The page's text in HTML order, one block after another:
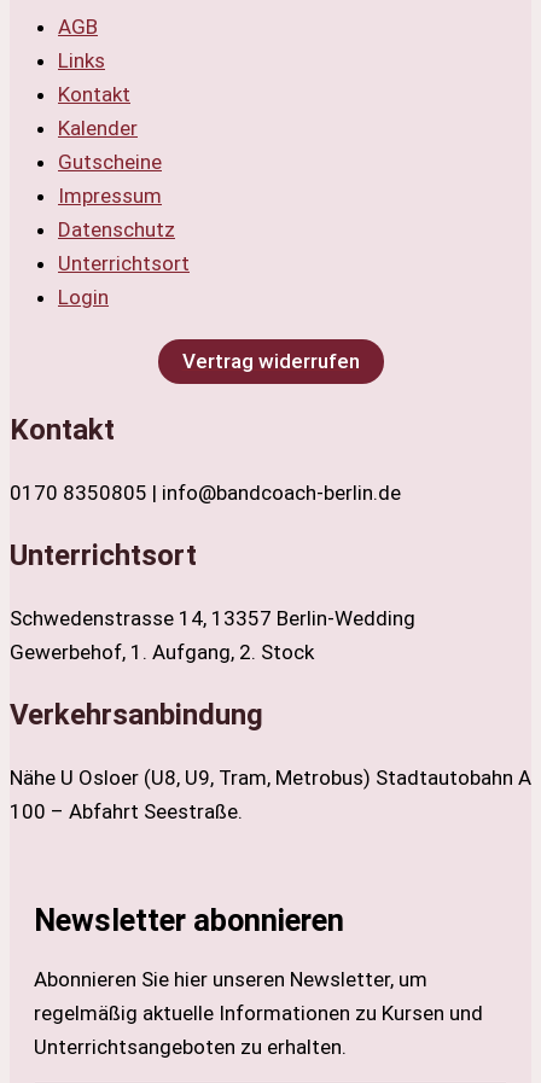
AGB
Links
Kontakt
Kalender
Gutscheine
Impressum
Datenschutz
Unterrichtsort
Login
Vertrag widerrufen
Kontakt
0170 8350805 | info@bandcoach-berlin.de
Unterrichtsort
Schwedenstrasse 14, 13357 Berlin-Wedding
Gewerbehof, 1. Aufgang, 2. Stock
Verkehrsanbindung
Nähe U Osloer (U8, U9, Tram, Metrobus) Stadtautobahn A
100 – Abfahrt Seestraße.
Newsletter abonnieren
Abonnieren Sie hier unseren Newsletter, um
regelmäßig aktuelle Informationen zu Kursen und
Unterrichtsangeboten zu erhalten.